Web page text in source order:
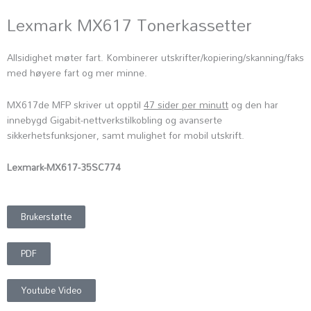
Lexmark MX617 Tonerkassetter
Allsidighet møter fart. Kombinerer utskrifter/kopiering/skanning/faks
med høyere fart og mer minne.
MX617de MFP skriver ut opptil47 sider per minuttog den har
innebygd Gigabit-nettverkstilkobling og avanserte
sikkerhetsfunksjoner, samt mulighet for mobil utskrift.
Lexmark-MX617-35SC774
Brukerstøtte
PDF
Youtube Video